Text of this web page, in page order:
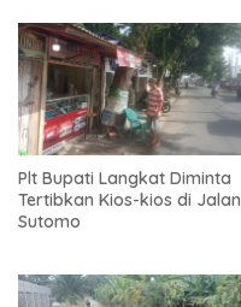
Plt Bupati Langkat Diminta
Tertibkan Kios-kios di Jalan
Sutomo